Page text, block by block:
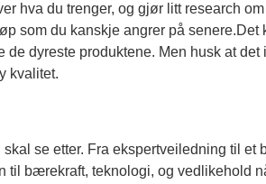
hva du trenger, og gjør litt research
som du kanskje angrer på
dyreste produktene. Men husk at
kvalitet.
se etter. Fra ekspertveiledning til et
bærekraft, teknologi, og vedlikehold